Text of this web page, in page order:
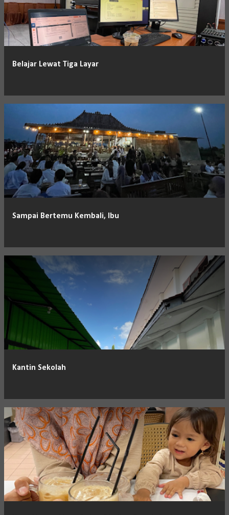
Belajar Lewat Tiga Layar
Sampai Bertemu Kembali, Ibu
Kantin Sekolah